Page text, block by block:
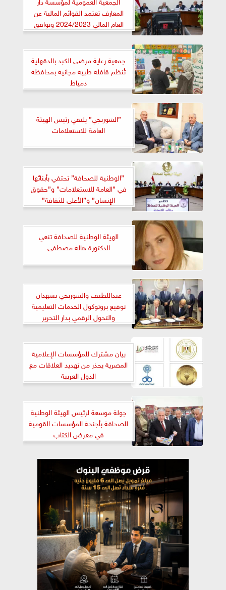
المعارف تعتمد القوائم المالية عن
العام المالي 2024/2023 وتوافق
على زيادة رأس المال
جمعية رعاية مرضى الكبد بالدقهلية
تُنظم قافلة طبية مجانية بمحافظة
دمياط
”الشوربجي” يلتقي رئيس الهيئة
العامة للاستعلامات
”الوطنية للصحافة” تحتفي بأبنائها
في ”العامة للاستعلامات” و”حقوق
الإنسان” و”الأعلى للثقافة”
و”الصحفيين الأفارقة”
الهيئة الوطنية للصحافة تنعي
الدكتورة هالة مصطفى
عبداللطيف والشوربجي يشهدان
توقيع بروتوكول الخدمات التعليمية
والتحول الرقمي بدار التحرير
بيان مشترك للمؤسسات الإعلامية
المصرية يحذر من تهديد العلاقات مع
الدول العربية
جولة موسعة لرئيس الهيئة الوطنية
للصحافة بأجنحة المؤسسات القومية
في معرض الكتاب